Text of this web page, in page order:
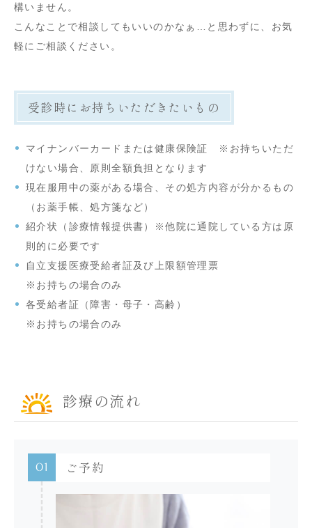
構いません。
こんなことで相談してもいいのかなぁ…と思わずに、お気
軽にご相談ください。
受診時にお持ちいただきたいもの
マイナンバーカードまたは健康保険証 ※お持ちいただ
けない場合、原則全額負担となります
現在服用中の薬がある場合、その処方内容が分かるもの
（お薬手帳、処方箋など）
紹介状（診療情報提供書）※他院に通院している方は原
則的に必要です
自立支援医療受給者証及び上限額管理票
※お持ちの場合のみ
各受給者証（障害・母子・高齢）
※お持ちの場合のみ
診療の流れ
01 ご予約